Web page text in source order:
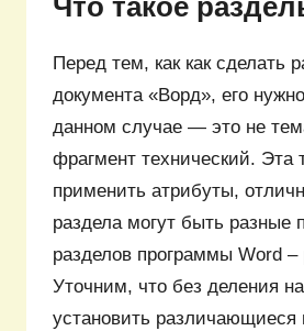
Перед тем, как как сделать
документа «Ворд», его
данном случае — это не
фрагмент технический. Эта
применить атрибуты,
раздела могут быть разные
разделов программы Word
Уточним, что без деления
установить различающиеся